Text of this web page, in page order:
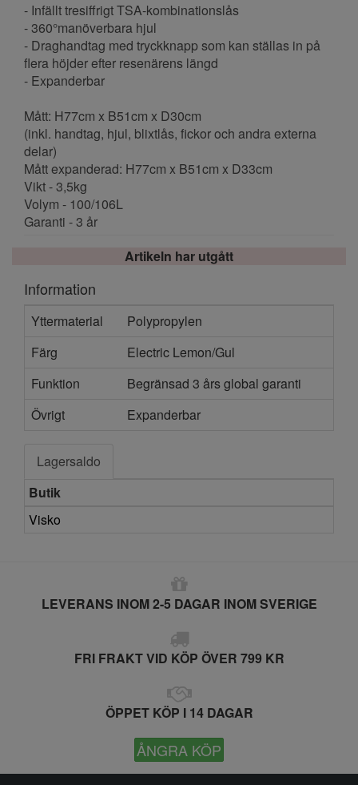
- Infällt tresiffrigt TSA-kombinationslås
- 360°manöverbara hjul
- Draghandtag med tryckknapp som kan ställas in på
flera höjder efter resenärens längd
- Expanderbar
Mått: H77cm x B51cm x D30cm
(inkl. handtag, hjul, blixtlås, fickor och andra externa
delar)
Mått expanderad: H77cm x B51cm x D33cm
Vikt - 3,5kg
Volym - 100/106L
Garanti - 3 år
Artikeln har utgått
Information
Yttermaterial
Polypropylen
Färg
Electric Lemon/Gul
Funktion
Begränsad 3 års global garanti
Övrigt
Expanderbar
Lagersaldo
Butik
Visko
LEVERANS INOM 2-5 DAGAR INOM SVERIGE
FRI FRAKT VID KÖP ÖVER 799 KR
ÖPPET KÖP I 14 DAGAR
ÅNGRA KÖP